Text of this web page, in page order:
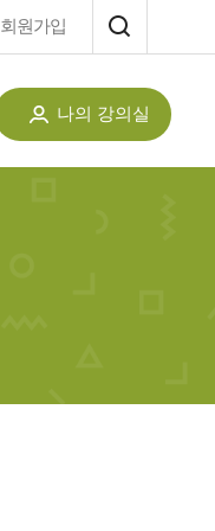
회원가입
나의 강의실